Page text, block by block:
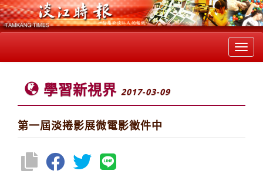
學習新視界 2017-03-09
第一屆淡捲影展微電影徵件中